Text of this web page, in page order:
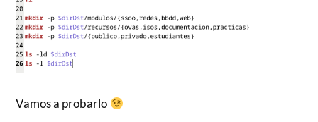
Vamos a probarlo